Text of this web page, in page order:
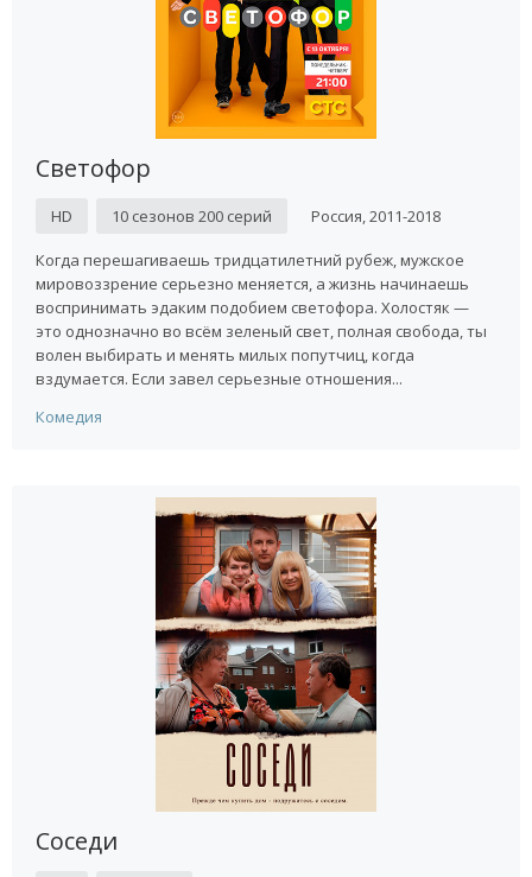
Светофор
HD 10 сезонов 200 серий Россия, 2011-2018
Когда перешагиваешь тридцатилетний рубеж, мужское
мировоззрение серьезно меняется, а жизнь начинаешь
воспринимать эдаким подобием светофора. Холостяк —
это однозначно во всём зеленый свет, полная свобода, ты
волен выбирать и менять милых попутчиц, когда
вздумается. Если завел серьезные отношения...
Комедия
Соседи